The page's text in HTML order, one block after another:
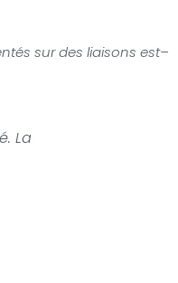
sur des liaisons est–
La